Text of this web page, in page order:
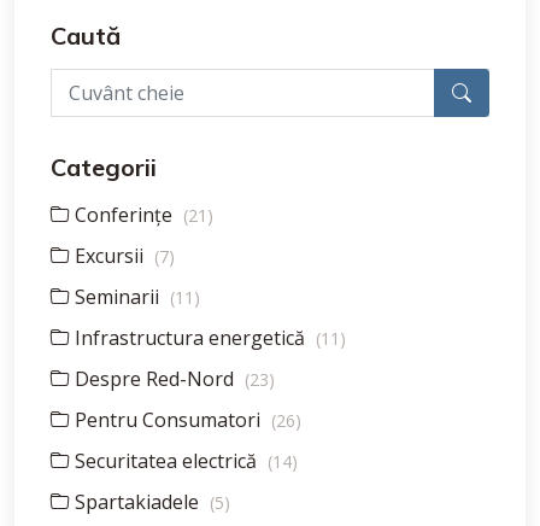
Caută
Categorii
Conferințe (21)
Excursii (7)
Seminarii (11)
Infrastructura energetică (11)
Despre Red-Nord (23)
Pentru Consumatori (26)
Securitatea electrică (14)
Spartakiadele (5)